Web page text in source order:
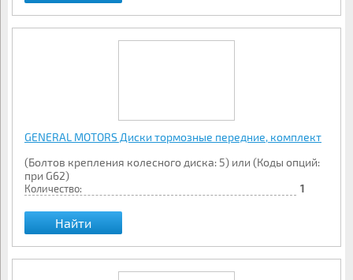
GENERAL MOTORS Диски тормозные передние, комплект
(Болтов крепления колесного диска: 5) или (Коды опций:
при G62)
Количество: 1
Найти